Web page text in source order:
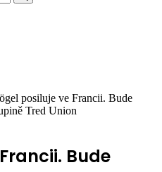
Vyhledávání
posiluje ve Francii. Bude
Tred Union
Bude